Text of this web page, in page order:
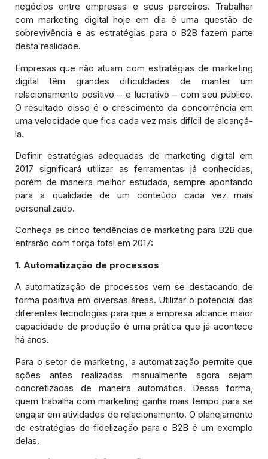
negócios entre empresas e seus parceiros. Trabalhar
com marketing digital hoje em dia é uma questão de
sobrevivência e as estratégias para o B2B fazem parte
desta realidade.
Empresas que não atuam com estratégias de marketing
digital têm grandes dificuldades de manter um
relacionamento positivo – e lucrativo – com seu público.
O resultado disso é o crescimento da concorrência em
uma velocidade que fica cada vez mais difícil de alcançá-
la.
Definir estratégias adequadas de marketing digital em
2017 significará utilizar as ferramentas já conhecidas,
porém de maneira melhor estudada, sempre apontando
para a qualidade de um conteúdo cada vez mais
personalizado.
Conheça as cinco tendências de marketing para B2B que
entrarão com força total em 2017:
1. Automatização de processos
A automatização de processos vem se destacando de
forma positiva em diversas áreas. Utilizar o potencial das
diferentes tecnologias para que a empresa alcance maior
capacidade de produção é uma prática que já acontece
há anos.
Para o setor de marketing, a automatização permite que
ações antes realizadas manualmente agora sejam
concretizadas de maneira automática. Dessa forma,
quem trabalha com marketing ganha mais tempo para se
engajar em atividades de relacionamento. O planejamento
de estratégias de fidelização para o B2B é um exemplo
delas.